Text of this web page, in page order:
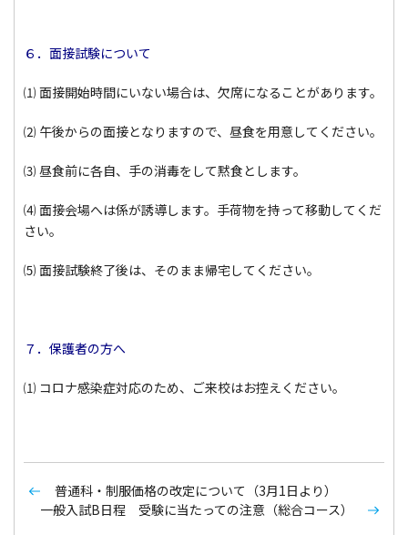
６．面接試験について
⑴ 面接開始時間にいない場合は、欠席になることがあります。
⑵ 午後からの面接となりますので、昼食を用意してください。
⑶ 昼食前に各自、手の消毒をして黙食とします。
⑷ 面接会場へは係が誘導します。手荷物を持って移動してくだ
さい。
⑸ 面接試験終了後は、そのまま帰宅してください。
７．保護者の方へ
⑴ コロナ感染症対応のため、ご来校はお控えください。
普通科・制服価格の改定について（3月1日より）
一般入試B日程 受験に当たっての注意（総合コース）